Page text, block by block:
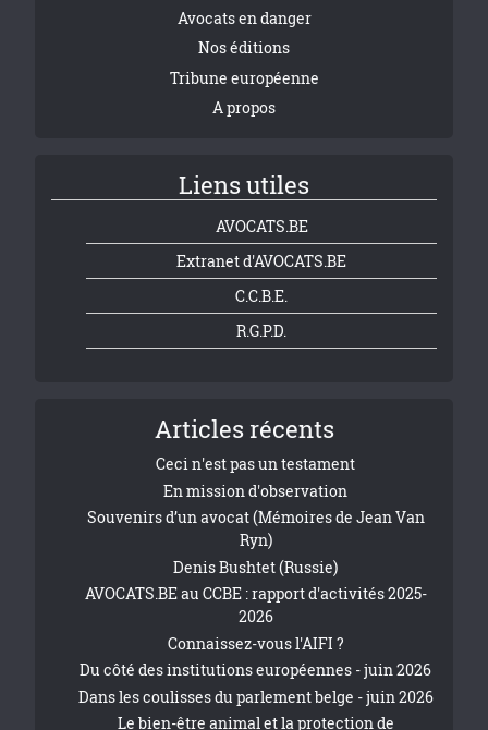
Avocats en danger
Nos éditions
Tribune européenne
A propos
Liens utiles
AVOCATS.BE
Extranet d'AVOCATS.BE
C.C.B.E.
R.G.P.D.
Articles récents
Ceci n'est pas un testament
En mission d'observation
Souvenirs d’un avocat (Mémoires de Jean Van
Ryn)
Denis Bushtet (Russie)
AVOCATS.BE au CCBE : rapport d'activités 2025-
2026
Connaissez-vous l'AIFI ?
Du côté des institutions européennes - juin 2026
Dans les coulisses du parlement belge - juin 2026
Le bien-être animal et la protection de